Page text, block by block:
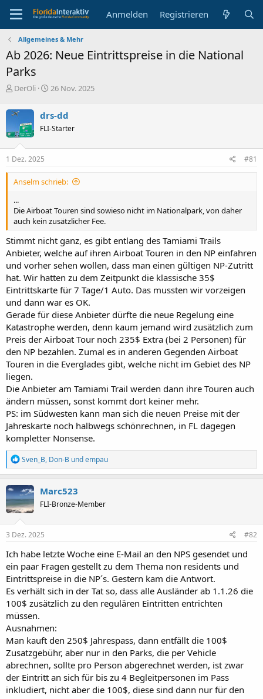
Anmelden Registrieren
Allgemeines & Mehr
Ab 2026: Neue Eintrittspreise in die National
Parks
E
s
t
e
l
l
e
DerOli
E
t
e
l
m
26 Nov. 2025
drs-dd
FLI-Starter
1 Dez. 2025 #81
Anselm schrieb:
...
Die Airboat Touren sind sowieso nicht im Nationalpark, von daher
auch kein zusätzlicher Fee.
Stimmt nicht ganz, es gibt entlang des Tamiami Trails
Anbieter, welche auf ihren Airboat Touren in den NP einfahren
und vorher sehen wollen, dass man einen gültigen NP-Zutritt
hat. Wir hatten zu dem Zeitpunkt die klassische 35$
Eintrittskarte für 7 Tage/1 Auto. Das mussten wir vorzeigen
und dann war es OK.
Gerade für diese Anbieter dürfte die neue Regelung eine
Katastrophe werden, denn kaum jemand wird zusätzlich zum
Preis der Airboat Tour noch 235$ Extra (bei 2 Personen) für
den NP bezahlen. Zumal es in anderen Gegenden Airboat
Touren in die Everglades gibt, welche nicht im Gebiet des NP
liegen.
Die Anbieter am Tamiami Trail werden dann ihre Touren auch
ändern müssen, sonst kommt dort keiner mehr.
PS: im Südwesten kann man sich die neuen Preise mit der
Jahreskarte noch halbwegs schönrechnen, in FL dagegen
kompletter Nonsense.
R
e
a
k
t
i
o
n
e
:
Sven_B, Don-B undempau
Marc523
FLI-Bronze-Member
3 Dez. 2025 #82
Ich habe letzte Woche eine E-Mail an den NPS gesendet und
ein paar Fragen gestellt zu dem Thema non residents und
Eintrittspreise in die NP´s. Gestern kam die Antwort.
Es verhält sich in der Tat so, dass alle Ausländer ab 1.1.26 die
100$ zusätzlich zu den regulären Eintritten entrichten
müssen.
Ausnahmen:
Man kauft den 250$ Jahrespass, dann entfällt die 100$
Zusatzgebühr, aber nur in den Parks, die per Vehicle
abrechnen, sollte pro Person abgerechnet werden, ist zwar
der Eintritt an sich für bis zu 4 Begleitpersonen im Pass
inkludiert, nicht aber die 100$, diese sind dann nur für den